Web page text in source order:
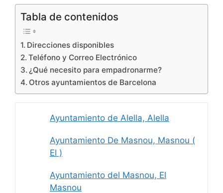
Tabla de contenidos
Direcciones disponibles
Teléfono y Correo Electrónico
¿Qué necesito para empadronarme?
Otros ayuntamientos de Barcelona
Ayuntamiento de Alella, Alella
Ayuntamiento De Masnou, Masnou (
El )
Ayuntamiento del Masnou, El
Masnou